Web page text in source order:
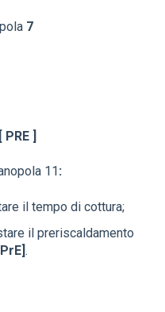
7
[ PRE ]
11 :
il tempo di cottura;
il preriscaldamento
.